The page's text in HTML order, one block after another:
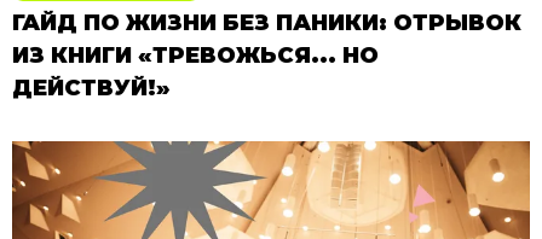
ГАЙД ПО ЖИЗНИ БЕЗ ПАНИКИ: ОТРЫВОК
ИЗ КНИГИ «ТРЕВОЖЬСЯ... НО
ДЕЙСТВУЙ!»